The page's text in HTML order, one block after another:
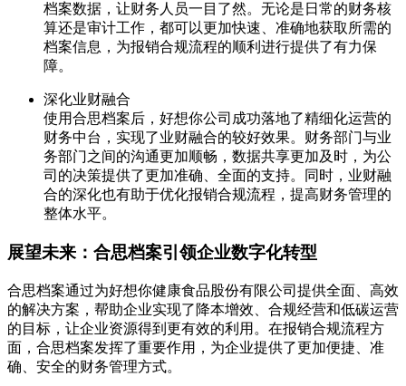
档案数据，让财务人员一目了然。无论是日常的财务核
算还是审计工作，都可以更加快速、准确地获取所需的
档案信息，为报销合规流程的顺利进行提供了有力保
障。
深化业财融合
使用合思档案后，好想你公司成功落地了精细化运营的
财务中台，实现了业财融合的较好效果。财务部门与业
务部门之间的沟通更加顺畅，数据共享更加及时，为公
司的决策提供了更加准确、全面的支持。同时，业财融
合的深化也有助于优化报销合规流程，提高财务管理的
整体水平。
展望未来：合思档案引领企业数字化转型
合思档案通过为好想你健康食品股份有限公司提供全面、高效
的解决方案，帮助企业实现了降本增效、合规经营和低碳运营
的目标，让企业资源得到更有效的利用。在报销合规流程方
面，合思档案发挥了重要作用，为企业提供了更加便捷、准
确、安全的财务管理方式。